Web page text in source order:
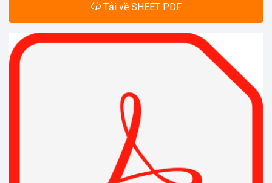
Tải về SHEET PDF